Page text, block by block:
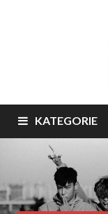
KATEGORIE